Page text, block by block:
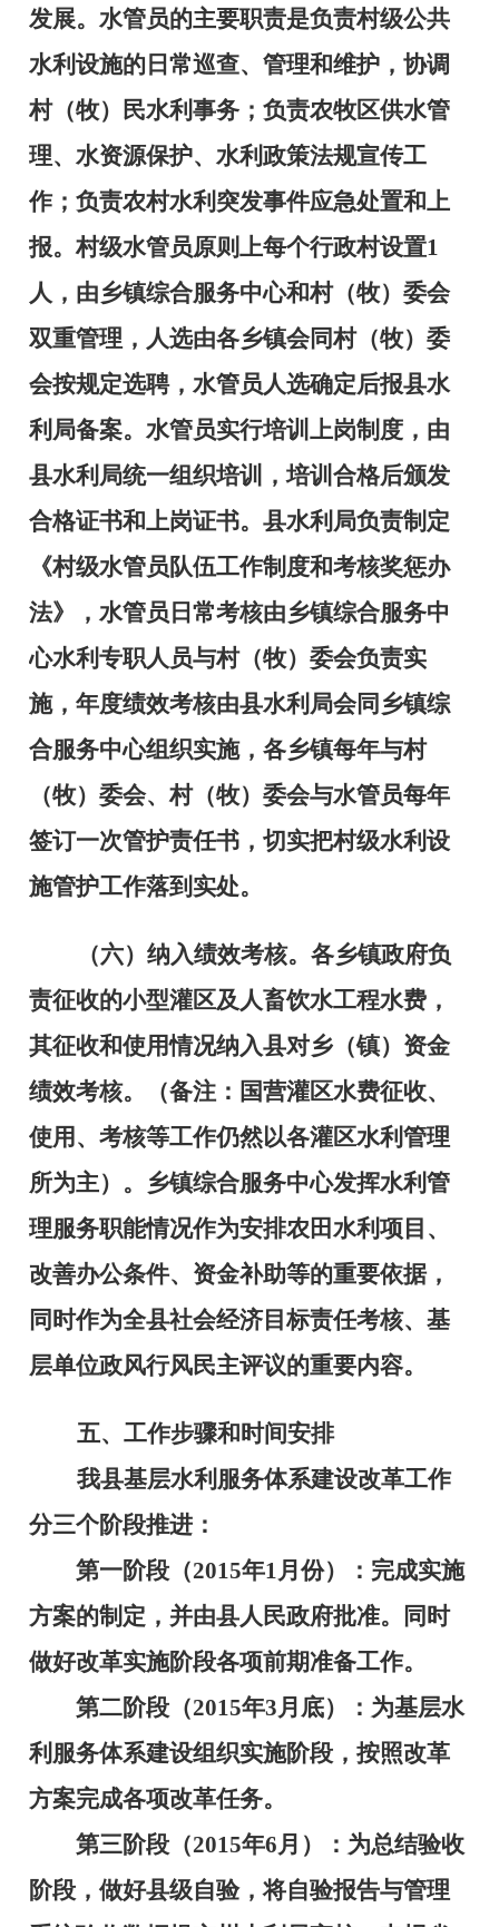
发展。水管员的主要职责是负责村级公共
水利设施的日常巡查、管理和维护，协调
村（牧）民水利事务；负责农牧区供水管
理、水资源保护、水利政策法规宣传工
作；负责农村水利突发事件应急处置和上
报。村级水管员原则上每个行政村设置1
人，由乡镇综合服务中心和村（牧）委会
双重管理，人选由各乡镇会同村（牧）委
会按规定选聘，水管员人选确定后报县水
利局备案。水管员实行培训上岗制度，由
县水利局统一组织培训，培训合格后颁发
合格证书和上岗证书。县水利局负责制定
《村级水管员队伍工作制度和考核奖惩办
法》，水管员日常考核由乡镇综合服务中
心水利专职人员与村（牧）委会负责实
施，年度绩效考核由县水利局会同乡镇综
合服务中心组织实施，各乡镇每年与村
（牧）委会、村（牧）委会与水管员每年
签订一次管护责任书，切实把村级水利设
施管护工作落到实处。
（六）纳入绩效考核。 各乡镇政府负
责征收的小型灌区及人畜饮水工程水费，
其征收和使用情况纳入县对乡（镇）资金
绩效考核。（备注：国营灌区水费征收、
使用、考核等工作仍然以各灌区水利管理
所为主）。乡镇综合服务中心发挥水利管
理服务职能情况作为安排农田水利项目、
改善办公条件、资金补助等的重要依据，
同时作为全县社会经济目标责任考核、基
层单位政风行风民主评议的重要内容。
五、工作步骤和时间安排
我县基层水利服务体系建设改革工作
分三个阶段推进：
第一阶段（2015年1 月份）：完成实施
方案的制定，并由县人民政府批准。同时
做好改革实施阶段各项前期准备工作。
第二阶段（2015年3 月底）：为基层水
利服务体系建设组织实施阶段，按照改革
方案完成各项改革任务。
第三阶段（2015年6 月）：为总结验收
阶段，做好县级自验，将自验报告与管理